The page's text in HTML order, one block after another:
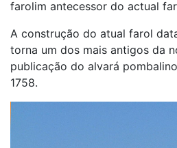
farolim antecessor do actual
A construção do atual farol
torna um dos mais antigos da
publicação do alvará
1758.